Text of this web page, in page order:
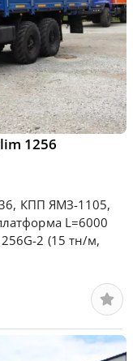
1256
КПП ЯМЗ-1105,
L=6000
2 (15 тн/м,